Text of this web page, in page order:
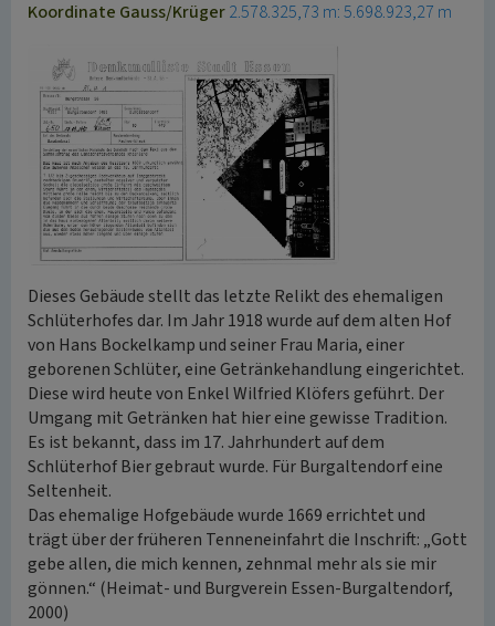
Koordinate Gauss/Krüger2.578.325,73 m: 5.698.923,27 m
Dieses Gebäude stellt das letzte Relikt des ehemaligen
Schlüterhofes dar. Im Jahr 1918 wurde auf dem alten Hof
von Hans Bockelkamp und seiner Frau Maria, einer
geborenen Schlüter, eine Getränkehandlung eingerichtet.
Diese wird heute von Enkel Wilfried Klöfers geführt. Der
Umgang mit Getränken hat hier eine gewisse Tradition.
Es ist bekannt, dass im 17. Jahrhundert auf dem
Schlüterhof Bier gebraut wurde. Für Burgaltendorf eine
Seltenheit.
Das ehemalige Hofgebäude wurde 1669 errichtet und
trägt über der früheren Tenneneinfahrt die Inschrift: „Gott
gebe allen, die mich kennen, zehnmal mehr als sie mir
gönnen.“ (Heimat- und Burgverein Essen-Burgaltendorf,
2000)